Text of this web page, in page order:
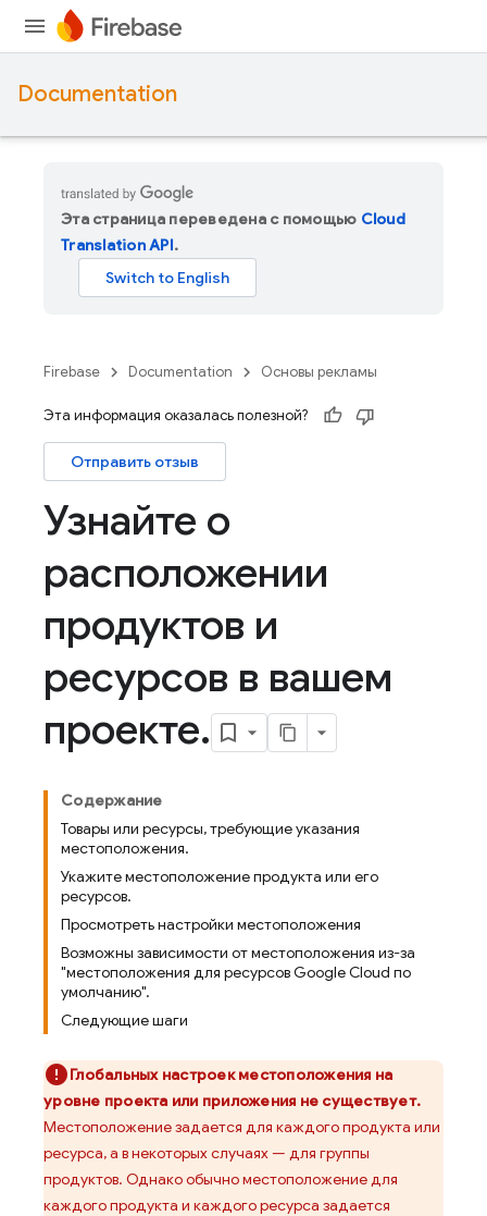
Documentation
Эта страница переведена с помощью Cloud
Translation API.
Firebase Documentation Основы рекламы
Эта информация оказалась полезной?
Отправить отзыв
Узнайте о
расположении
продуктов и
ресурсов в вашем
проекте.
Содержание
Товары или ресурсы, требующие указания
местоположения.
Укажите местоположение продукта или его
ресурсов.
Просмотреть настройки местоположения
Возможны зависимости от местоположения из-за
"местоположения для ресурсов Google Cloud по
умолчанию".
Следующие шаги
Глобальных настроек местоположения на
уровне проекта или приложения не существует.
Местоположение задается для каждого продукта или
ресурса, а в некоторых случаях — для группы
продуктов. Однако обычно местоположение для
каждого продукта и каждого ресурса задается